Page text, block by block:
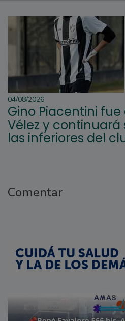
04/08/2026
Gino Piacentini
Vélez y continuará
las inferiores del
Comentar